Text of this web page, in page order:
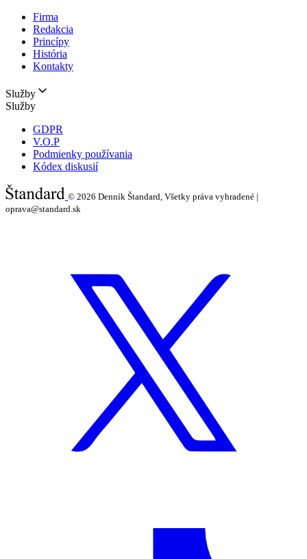
Firma
Redakcia
Princípy
História
Kontakty
Služby
Služby
GDPR
V.O.P
Podmienky používania
Kódex diskusií
© 2026 Denník Štandard, Všetky práva vyhradené |
oprava@standard.sk